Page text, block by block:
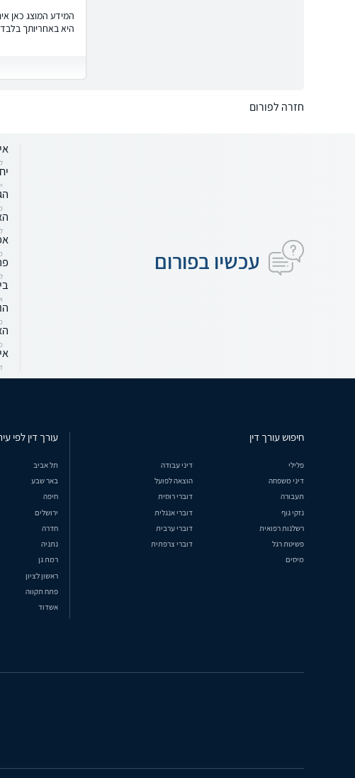
המידע המוצג כאן
היא באחריותך
חזרה לפורום
עכשיו בפורום
חיפוש עורך דין
פלילי
דיני עבודה
דיני משפחה
הוצאה לפועל
תעבורה
דוברי רוסית
נזקי גוף
דוברי אנגלית
רשלנות רפואית
דוברי ערבית
פשיטת רגל
דוברי צרפתית
מיסים
עורך דין לפי
תל אביב
באר שבע
חיפה
ירושלים
חדרה
נתניה
רמת גן
ראשון לציון
פתח תקווה
אשדוד